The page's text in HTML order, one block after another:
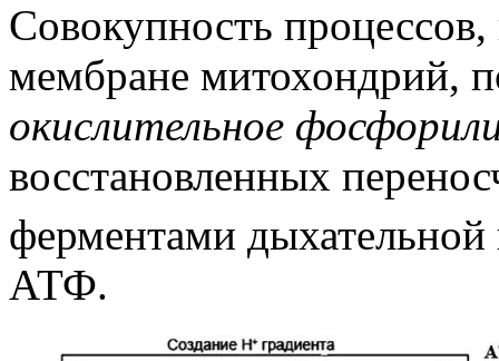
Совокупность
мембране митохондрий,
окислительное
восстановленных
ферментами
АТФ.